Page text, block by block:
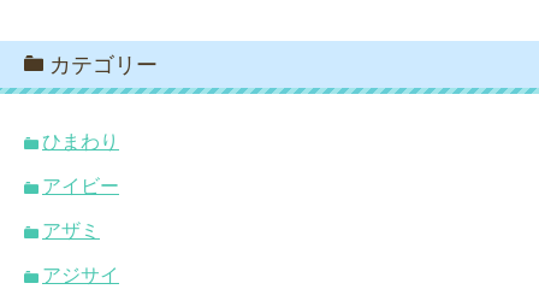
カテゴリー
ひまわり
アイビー
アザミ
アジサイ